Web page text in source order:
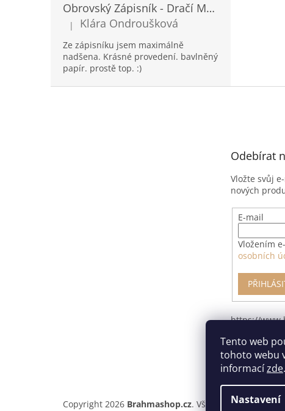
Tento web
tohoto webu
informacízde.
Nastavení
Obrovský Zápisník - Dračí Mandala s Chakra Kameny - 100 Stran - 25x34cm
Hodnocení produktu je 5 z 5 hvězdiček.
| Klára Ondroušková
Ze zápisníku jsem maximálně
nadšena. Krásné provedení. bavlněný
papír. prostě top. :)
Odebírat
Vložte svůj
nových
E-mail
Vložením
osobních
https://
smlouvy/
Copyright 2026 Brahmashop.cz. Všechna práva